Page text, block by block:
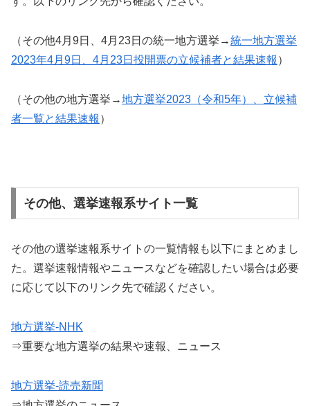
（その他4月9日、4月23日の統一地方選挙→統一地方選挙
2023年4月9日、4月23日投開票の立候補者と結果速報 ）
（その他の地方選挙→地方選挙2023（令和5年）、立候補
者一覧と結果速報 ）
その他、選挙速報系サイト一覧
その他の選挙速報系サイトの一覧情報も以下にまとめまし
た。選挙速報情報やニュースなどを確認したい場合は必要
に応じて以下のリンク先で確認ください。
地方選挙-NHK
⇒重要な地方選挙の結果や速報、ニュース
地方選挙-読売新聞